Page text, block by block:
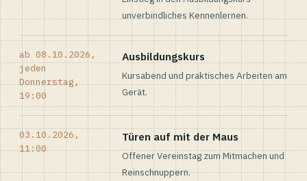
unverbindliches Kennenlernen.
ab 08.10.2026,
jeden
Donnerstag,
19:00
Ausbildungskurs
Kursabend und praktisches Arbeiten am
Gerät.
03.10.2026,
11:00
Türen auf mit der Maus
Offener Vereinstag zum Mitmachen und
Reinschnuppern.